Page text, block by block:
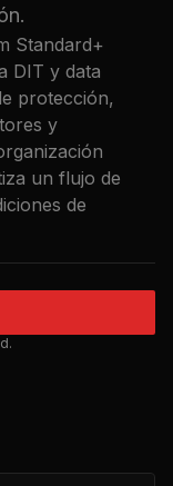
Standard+
DIT y data
protección,
y
un flujo de
de